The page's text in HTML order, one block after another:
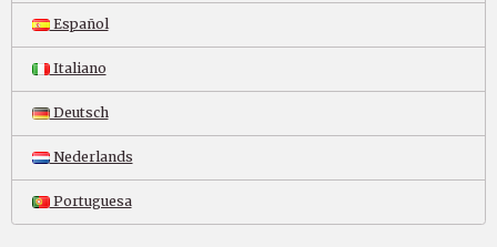
Español
Italiano
Deutsch
Nederlands
Portuguesa